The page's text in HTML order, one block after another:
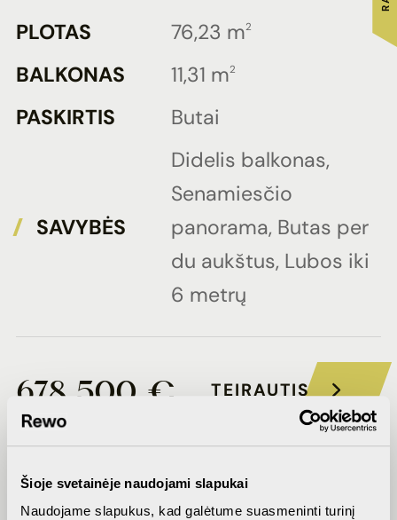
Šioje svetainėje naudojami slapukai
Naudojame slapukus, kad galėtume suasmeninti turinį
PLOTAS
76,23 m2
BALKONAS 11,31 m2
PASKIRTIS Butai
SAVYBĖS
Didelis balkonas,
Senamiesčio
panorama, Butas per
du aukštus, Lubos iki
6 metrų
678 500 € TEIRAUTIS